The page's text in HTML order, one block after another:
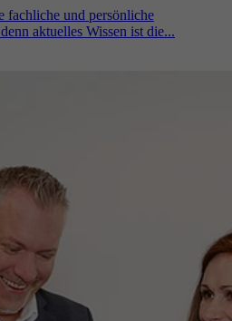
fachliche und persönliche
aktuelles Wissen ist die...